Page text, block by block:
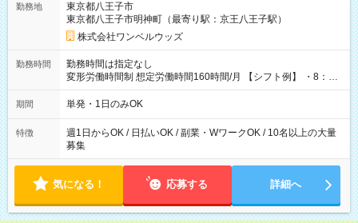
勤務地
東京都八王子市
東京都八王子市明神町（最寄り駅：京王八王子駅）
株式会社ワンベルウッズ
勤務時間
勤務時間は指定なし
変形労働時間制 想定労働時間160時間/月 【シフト例】 ・8：00
～21：00
期間 単発・1日のみOK
特徴
週1日からOK / 日払いOK / 副業・WワークOK / 10名以上の大量
募集
気になる！ 応募する 詳細へ